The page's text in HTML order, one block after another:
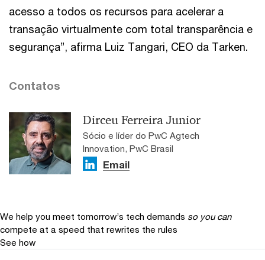
acesso a todos os recursos para acelerar a
transação virtualmente com total transparência e
segurança”, afirma Luiz Tangari, CEO da Tarken.
Contatos
Dirceu Ferreira Junior
Sócio e líder do PwC Agtech
Innovation, PwC Brasil
Email
We help you meet tomorrow’s tech demands so you can
compete at a speed that rewrites the rules
See how